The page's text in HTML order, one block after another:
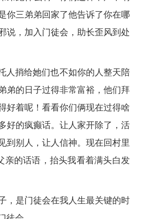
你三弟弟回家了他告诉了你在哪
说，加入门徒会，助长歪风到处
人捎给她们也不如你的人整天陪
弟的日子过得非常富裕，他们拜
好着呢！看看你们俩现在过得啥
好的疯癫话。让人家开除了，活
到别人，让人信神。现在回村里
亲的话语，抬头我看着满头白发
，是门徒会在我人生最关键的时